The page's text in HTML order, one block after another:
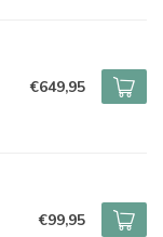
€649,95
€99,95